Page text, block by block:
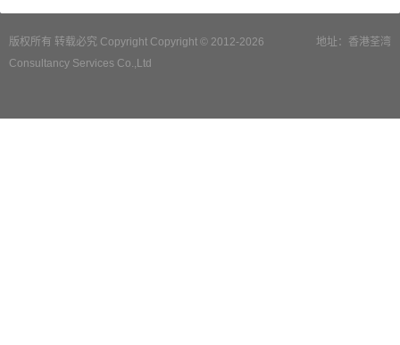
地址：香港荃湾
版权所有 转载必究 Copyright Copyright © 2012-2026
Consultancy Services Co.,Ltd